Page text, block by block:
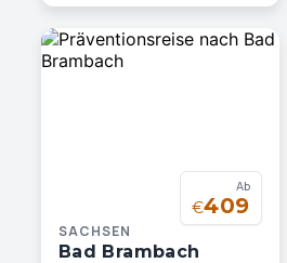
Ab
€409
SACHSEN
Bad Brambach